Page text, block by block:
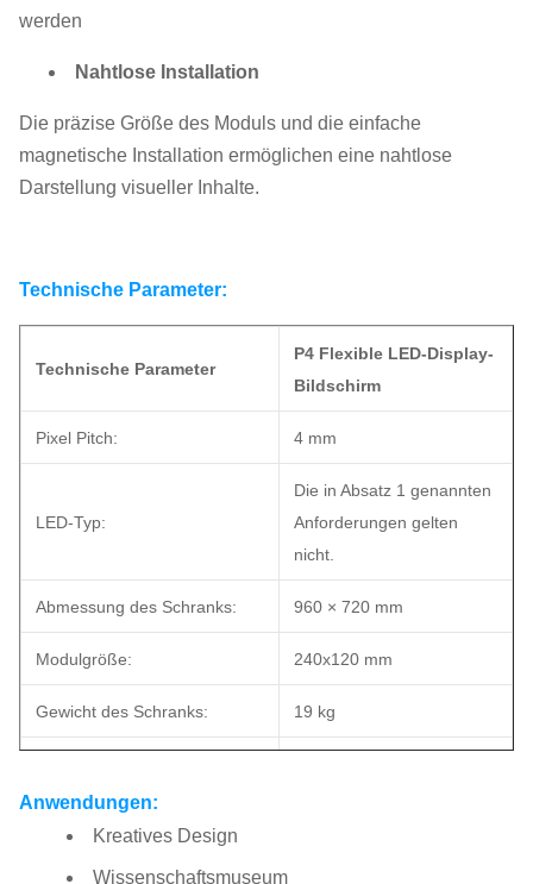
werden
Nahtlose Installation
Die präzise Größe des Moduls und die einfache
magnetische Installation ermöglichen eine nahtlose
Darstellung visueller Inhalte.
Technische Parameter:
Technische Parameter
P4 Flexible LED-Display-
Bildschirm
Pixel Pitch: 4 mm
LED-Typ:
Die in Absatz 1 genannten
Anforderungen gelten
nicht.
Abmessung des Schranks: 960 × 720 mm
Modulgröße: 240x120 mm
Gewicht des Schranks: 19 kg
Fahrzeugtyp:
Anwendungen:
Kreatives Design
Wissenschaftsmuseum